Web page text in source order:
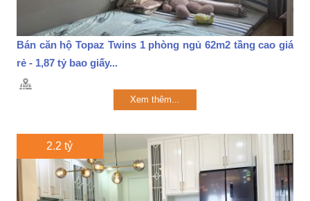
Bán căn hộ Topaz Twins 1 phòng ngủ 62m2 tầng cao giá
rẻ - 1,87 tỷ bao giấy...
Xem thêm...
2.2 tỷ